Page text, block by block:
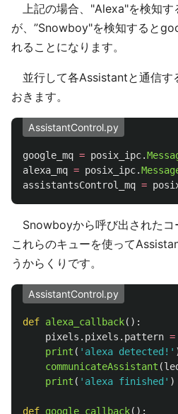
上記の場合、"Alexa"を検知す
が、”Snowboy"を検知すると
れることになります。
並行して各Assistantと通信す
おきます。
AssistantControl.py
google_mq = posix_ipc.
alexa_mq = posix_ipc.
assistantsControl_mq =
Snowboyから呼び出されたコ
これらのキューを使って
うからくりです。
AssistantControl.py
def alexa_callback():
pixels . pixels . pattern =
print ( ' alexa detected! '
communicateAssistant (
print ( ' alexa finished ' )
def google_callback():